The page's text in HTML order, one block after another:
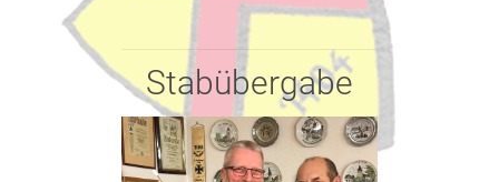
Stabübergabe